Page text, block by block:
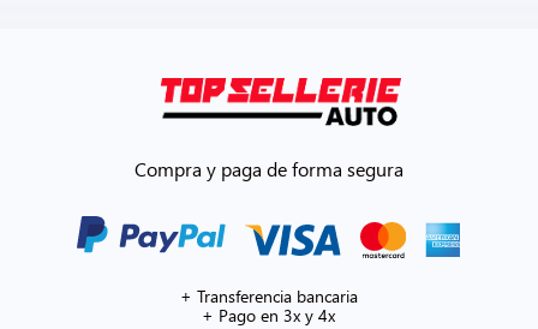
Compra y paga de forma segura
+ Transferencia bancaria
+ Pago en 3x y 4x